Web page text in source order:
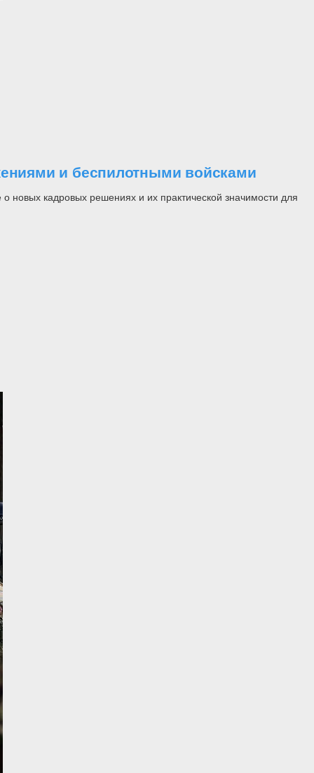
и беспилотными войсками
новых кадровых решениях и их практической значимости для